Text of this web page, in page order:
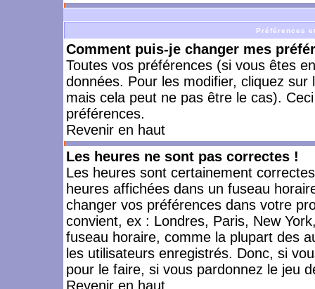
Préférences
Comment puis-je changer mes
Toutes vos préférences (si vous êtes
données. Pour les modifier, cliquez sur
mais cela peut ne pas être le cas).
préférences.
Revenir en haut
Les heures ne sont pas correctes !
Les heures sont certainement
heures affichées dans un fuseau
changer vos préférences dans votre
convient, ex : Londres, Paris, New
fuseau horaire, comme la plupart des
les utilisateurs enregistrés. Donc, si
pour le faire, si vous pardonnez le jeu
Revenir en haut